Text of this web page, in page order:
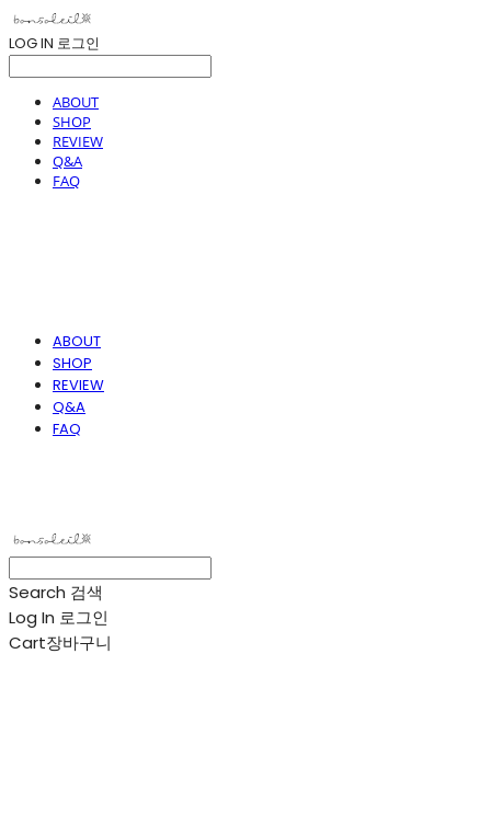
LOG IN 로그인
ABOUT
SHOP
REVIEW
Q&A
FAQ
ABOUT
SHOP
REVIEW
Q&A
FAQ
Search 검색
Log In 로그인
Cart장바구니